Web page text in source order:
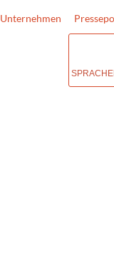
Unternehmen